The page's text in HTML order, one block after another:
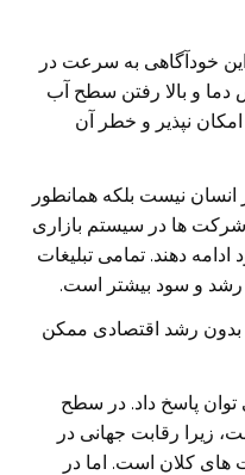
این خودآگاهی به سرعت در
دما و بالا رفتن سطح آب
نپذیر و خطر آن
انسان نیست بلکه همانطور
ها در سیستم بازاری
ادامه دهند. تمامی تبلیغات
رشد و سود بیشتر است.
بدون رشد اقتصادی ممکن
پاسخ داد. در سطح
زیرا رقابت جهانی در
کلان است. اما در